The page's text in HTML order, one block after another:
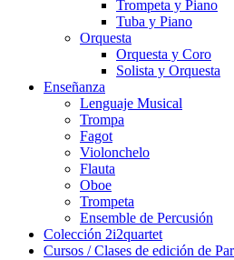
Trompeta y Piano
Tuba y Piano
Orquesta
Orquesta y Coro
Solista y Orquesta
Enseñanza
Lenguaje Musical
Trompa
Fagot
Violonchelo
Flauta
Oboe
Trompeta
Ensemble de Percusión
Colección 2i2quartet
Cursos / Clases de edición de